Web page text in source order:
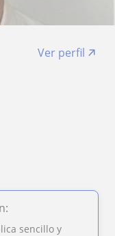
Ver perfil
sencillo y